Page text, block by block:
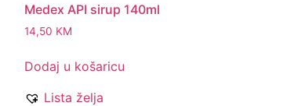
Medex API sirup 140ml
14,50 KM
Dodaj u košaricu
Lista želja